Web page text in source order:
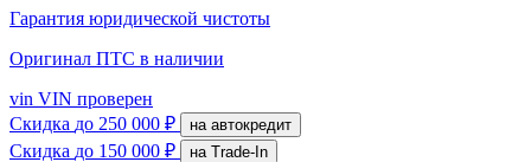
Гарантия юридической чистоты
Оригинал ПТС в наличии
vin VIN проверен
Скидка до 250 000 ₽ на автокредит
Скидка до 150 000 ₽
на Trade-In